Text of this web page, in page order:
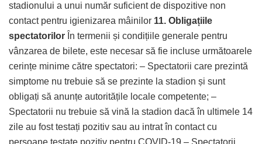
stadionului a unui număr suficient de dispozitive non
contact pentru igienizarea mâinilor 11. Obligațiile
spectatorilor În termenii și condițiile generale pentru
vânzarea de bilete, este necesar să fie incluse următoarele
cerințe minime către spectatori: – Spectatorii care prezintă
simptome nu trebuie să se prezinte la stadion și sunt
obligați să anunțe autoritățile locale competente; –
Spectatorii nu trebuie să vină la stadion dacă în ultimele 14
zile au fost testați pozitiv sau au intrat în contact cu